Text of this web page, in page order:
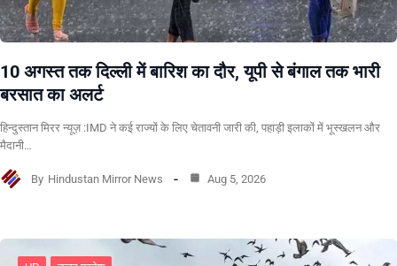
10 अगस्त तक दिल्ली में बारिश का दौर, यूपी से बंगाल तक भारी
बरसात का अलर्ट
हिन्दुस्तान मिरर न्यूज़ :IMD ने कई राज्यों के लिए चेतावनी जारी की, पहाड़ी इलाकों में भूस्खलन और
मैदानी…
By Hindustan Mirror News Aug 5, 2026